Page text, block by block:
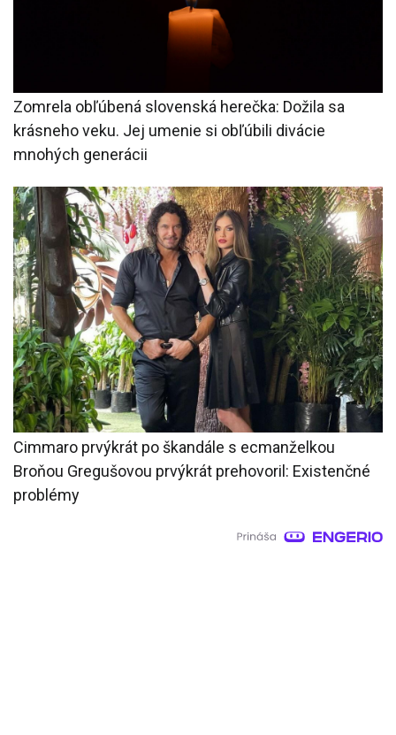
Zomrela obľúbená slovenská herečka: Dožila sa
krásneho veku. Jej umenie si obľúbili divácie
mnohých generácii
Cimmaro prvýkrát po škandále s ecmanželkou
Broňou Gregušovou prvýkrát prehovoril: Existenčné
problémy